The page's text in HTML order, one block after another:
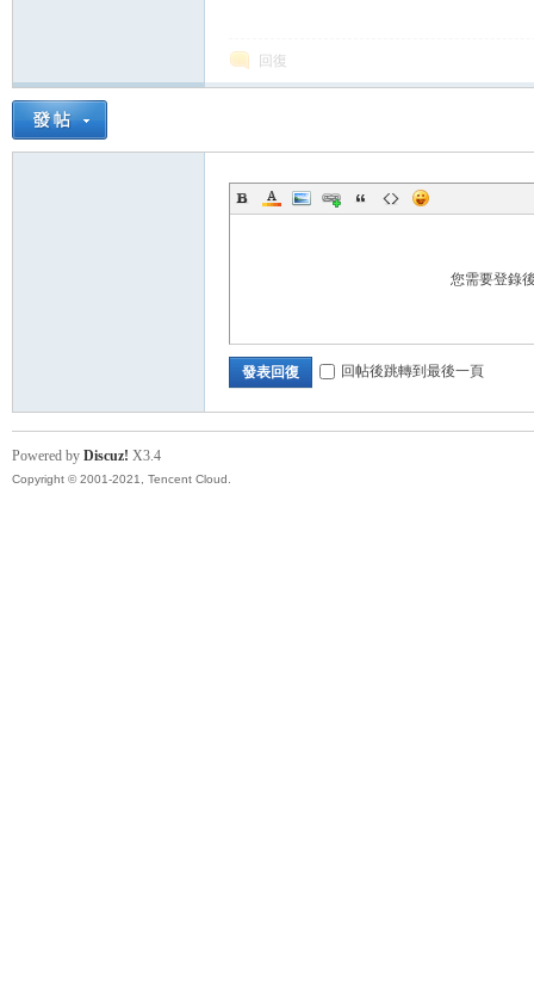
回復
您需要登錄
發表回復 回帖後跳轉到最後一頁
Powered by Discuz! X3.4
Copyright © 2001-2021, Tencent Cloud.